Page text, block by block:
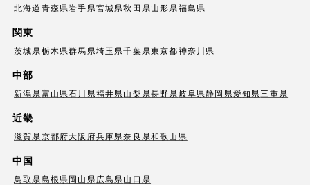
北海道青森県岩手県宮城県秋田県山形県福島県
関東
茨城県栃木県群馬県埼玉県千葉県東京都神奈川県
中部
新潟県富山県石川県福井県山梨県長野県岐阜県静岡県愛知県三重県
近畿
滋賀県京都府大阪府兵庫県奈良県和歌山県
中国
鳥取県島根県岡山県広島県山口県